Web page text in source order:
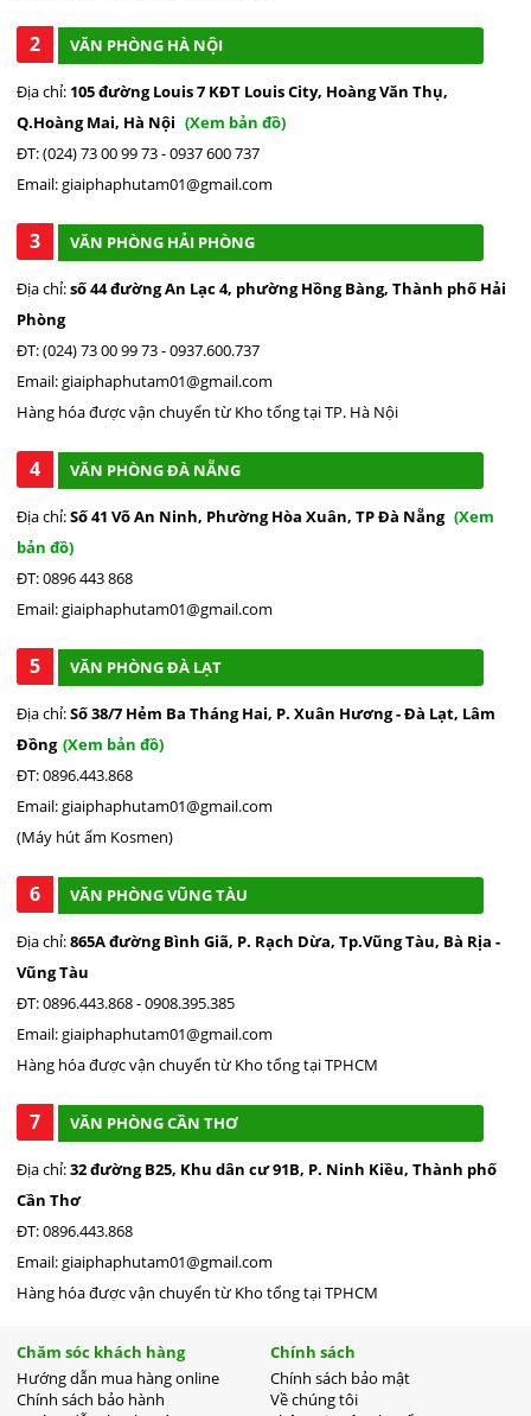
2 VĂN PHÒNG HÀ NỘI
Địa chỉ: 105 đường Louis 7 KĐT Louis City, Hoàng Văn Thụ,
Q.Hoàng Mai, Hà Nội (Xem bản đồ)
ĐT: (024) 73 00 99 73 - 0937 600 737
Email: giaiphaphutam01@gmail.com
3 VĂN PHÒNG HẢI PHÒNG
Địa chỉ:số 44 đường An Lạc 4, phường Hồng Bàng, Thành phố Hải
Phòng
ĐT: (024) 73 00 99 73 - 0937.600.737
Email: giaiphaphutam01@gmail.com
Hàng hóa được vận chuyển từ Kho tổng tại TP. Hà Nội
4 VĂN PHÒNG ĐÀ NẴNG
Địa chỉ:Số 41 Võ An Ninh, Phường Hòa Xuân, TP Đà Nẵng (Xem
bản đồ)
ĐT: 0896 443 868
Email: giaiphaphutam01@gmail.com
5 VĂN PHÒNG ĐÀ LẠT
Địa chỉ:Số 38/7 Hẻm Ba Tháng Hai, P. Xuân Hương - Đà Lạt, Lâm
Đồng (Xem bản đồ)
ĐT: 0896.443.868
Email: giaiphaphutam01@gmail.com
(Máy hút ẩm Kosmen)
6 VĂN PHÒNG VŨNG TÀU
Địa chỉ:865A đường Bình Giã, P. Rạch Dừa, Tp.Vũng Tàu, Bà Rịa -
Vũng Tàu
ĐT: 0896.443.868 - 0908.395.385
Email: giaiphaphutam01@gmail.com
Hàng hóa được vận chuyển từ Kho tổng tại TPHCM
7 VĂN PHÒNG CẦN THƠ
Địa chỉ:32 đường B25, Khu dân cư 91B, P. Ninh Kiều, Thành phố
Cần Thơ
ĐT: 0896.443.868
Email: giaiphaphutam01@gmail.com
Hàng hóa được vận chuyển từ Kho tổng tại TPHCM
Chăm sóc khách hàng
Hướng dẫn mua hàng online
Chính sách bảo hành
Chính sách
Chính sách bảo mật
Về chúng tôi